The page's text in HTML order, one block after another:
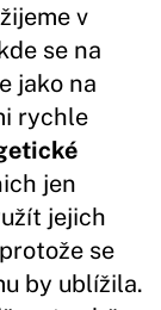
v
se na
jako na
rychle
jen
jejich
se
by ublížila.